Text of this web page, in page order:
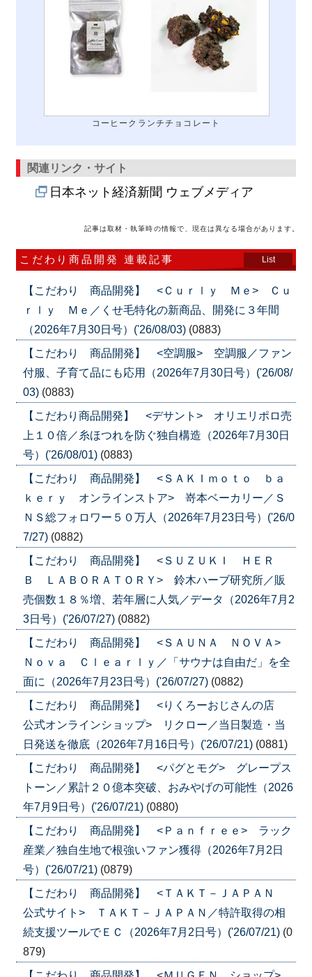
コーヒークランチチョコレート
関連リンク・サイト
日本ネット経済新聞 ウェブメディア
記事は取材・執筆時の情報で、現在は異なる場合があります。
こだわり商品開発 連載記事 List
【こだわり 商品開発】 <Ｃｕｒｌｙ Ｍｅ> Ｃｕ
ｒｌｙ Ｍｅ／くせ毛特化の新商品、開発に３年間
（2026年7月30日号）('26/08/03) (0883)
【こだわり 商品開発】 <空調服> 空調服／ファン
付服、子育て品にも応用（2026年7月30日号）('26/08/
03) (0883)
【こだわり商品開発】 <デサント> オリエリポロ売
上１０倍／糸ほつれを防ぐ独自構造（2026年7月30日
号）('26/08/01) (0883)
【こだわり 商品開発】 <ＳＡＫＩｍｏｔｏ ｂａ
ｋｅｒｙ オンラインストア> 嵜本ベーカリー／Ｓ
ＮＳ総フォロワー５０万人（2026年7月23日号）('26/0
7/27) (0882)
【こだわり 商品開発】 <ＳＵＺＵＫＩ ＨＥＲ
Ｂ ＬＡＢＯＲＡＴＯＲＹ> 鈴木ハーブ研究所／販
売個数１８％増、若年層に人気／データ（2026年7月2
3日号）('26/07/27) (0882)
【こだわり 商品開発】 <ＳＡＵＮＡ ＮＯＶＡ>
Ｎｏｖａ Ｃｌｅａｒｌｙ／「サウナは自由だ」を全
面に（2026年7月23日号）('26/07/27) (0882)
【こだわり 商品開発】 <りくろーおじさんの店
公式オンラインショップ> リクロー／当日製造・当
日発送を徹底（2026年7月16日号）('26/07/21) (0881)
【こだわり 商品開発】 <パグとモグ> グレープス
トーン／累計２０億本突破、おみやげの可能性（2026
年7月9日号）('26/07/21) (0880)
【こだわり 商品開発】 <Ｐａｎｆｒｅｅ> ラック
産業／独自生地で根強いファン獲得（2026年7月2日
号）('26/07/21) (0879)
【こだわり 商品開発】 <ＴＡＫＴ－ＪＡＰＡＮ
公式サイト> ＴＡＫＴ－ＪＡＰＡＮ／特許取得の相
続支援ツールでＥＣ（2026年7月2日号）('26/07/21) (0
879)